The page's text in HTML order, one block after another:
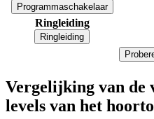
Programmaschakelaar
Ringleiding
Ringleiding
Vergelijking van de
levels van het